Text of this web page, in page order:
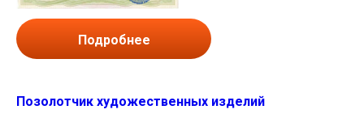
Подробнее
Позолотчик художественных изделий